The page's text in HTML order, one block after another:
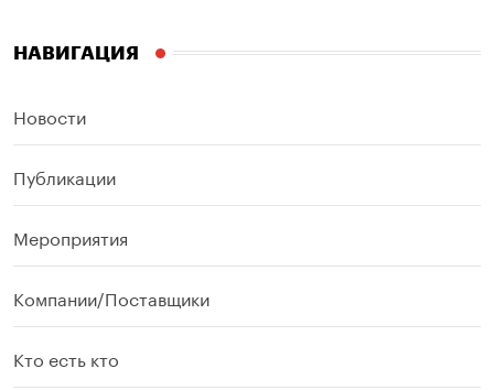
НАВИГАЦИЯ
Новости
Публикации
Мероприятия
Компании/Поставщики
Кто есть кто